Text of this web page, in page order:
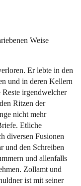
Weise
Er lebte in den
und in deren Kellern
irgendwelcher
Ritzen der
nicht mehr
Etliche
diversen Fusionen
und den Schreiben
und allenfalls
Zollamt und
ist mit seiner